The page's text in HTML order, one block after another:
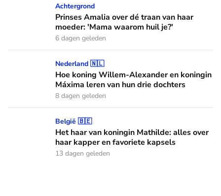
Prinses Amalia over dé traan van haar moeder: 'Mama
Achtergrond
Prinses Amalia over dé traan van haar
moeder: 'Mama waarom huil je?'
6 dagen geleden
Hoe koning Willem-Alexander en koningin Máxima leren
Nederland 🇳🇱
Hoe koning Willem-Alexander en koningin
Máxima leren van hun drie dochters
8 dagen geleden
Het haar van koningin Mathilde: alles over haar kapper en
België 🇧🇪
Het haar van koningin Mathilde: alles over
haar kapper en favoriete kapsels
13 dagen geleden